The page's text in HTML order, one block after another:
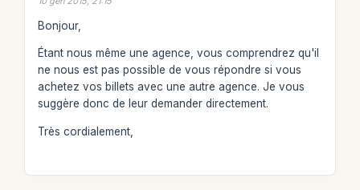
Bonjour,
Étant nous même une agence, vous comprendrez qu'il
ne nous est pas possible de vous répondre si vous
achetez vos billets avec une autre agence. Je vous
suggère donc de leur demander directement.
Très cordialement,